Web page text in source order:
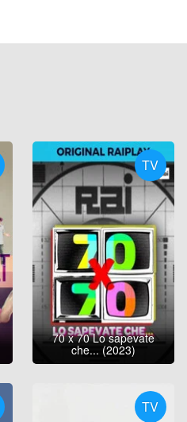
TV
70 x 70 Lo sapevate
che... (2023)
TV